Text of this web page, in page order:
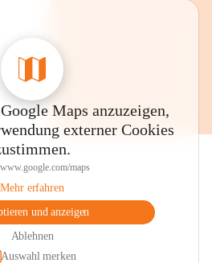
Maps anzuzeigen,
externer Cookies
maps
Mehr erfahren
und anzeigen
Ablehnen
Auswahl merken